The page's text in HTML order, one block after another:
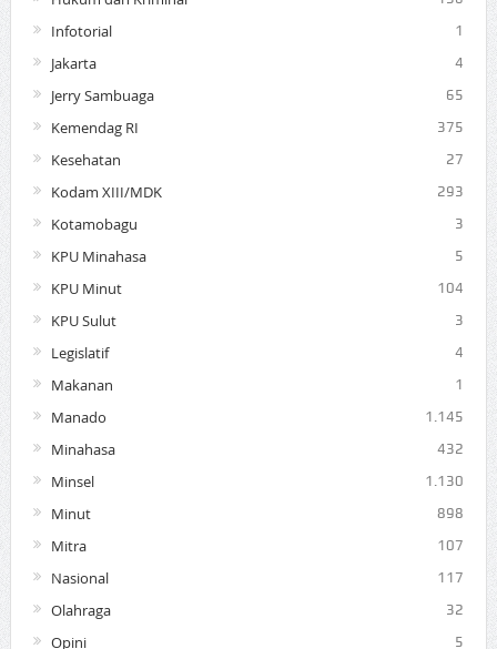
Infotorial 1
Jakarta 4
Jerry Sambuaga 65
Kemendag RI 375
Kesehatan 27
Kodam XIII/MDK 293
Kotamobagu 3
KPU Minahasa 5
KPU Minut 104
KPU Sulut 3
Legislatif 4
Makanan 1
Manado 1.145
Minahasa 432
Minsel 1.130
Minut 898
Mitra 107
Nasional 117
Olahraga 32
Opini 5